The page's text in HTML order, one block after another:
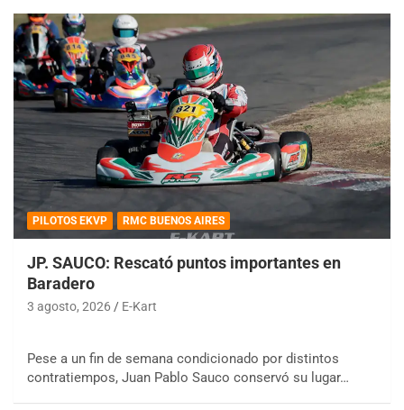
PILOTOS EKVP RMC BUENOS AIRES
JP. SAUCO: Rescató puntos importantes en
Baradero
3 agosto, 2026 E-Kart
Pese a un fin de semana condicionado por distintos
contratiempos, Juan Pablo Sauco conservó su lugar…